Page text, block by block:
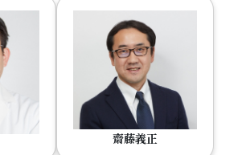
齋藤義正